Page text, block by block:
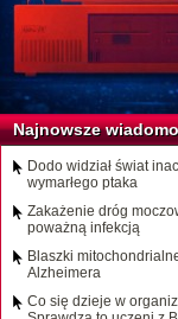
Najnowsze
Dodo widział świat
wymarłego ptaka
Zakażenie dróg
poważną infekcją
Blaszki
Alzheimera
Co się dzieje w